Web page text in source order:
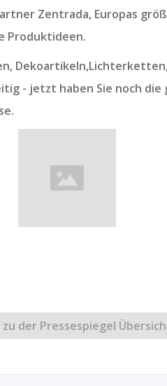
Zentrada, Europas
Produktideen.
- jetzt haben Sie noch
zu der Pressespiegel